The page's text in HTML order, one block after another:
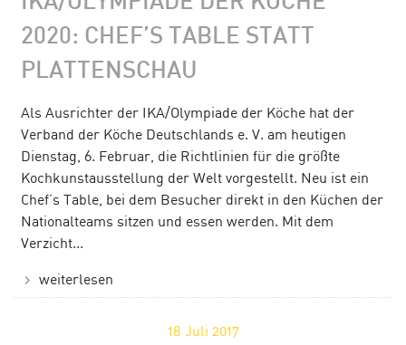
2020: CHEF’S TABLE STATT
PLATTENSCHAU
Als Ausrichter der IKA/Olympiade der Köche hat der
Verband der Köche Deutschlands e. V. am heutigen
Dienstag, 6. Februar, die Richtlinien für die größte
Kochkunstausstellung der Welt vorgestellt. Neu ist ein
Chef’s Table, bei dem Besucher direkt in den Küchen der
Nationalteams sitzen und essen werden. Mit dem
Verzicht...
weiterlesen
18 Juli 2017